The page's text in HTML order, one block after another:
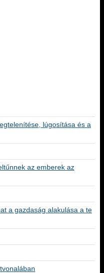
lúgosítása és a
az emberek az
a gazdaság alakulása a te